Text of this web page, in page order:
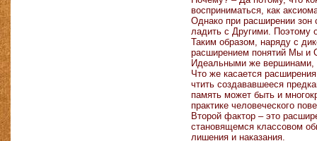
восприниматься, как
Однако при расширении зон
ладить с Другими. Поэтому
Таким образом, наряду с
расширением понятий Мы и
Идеальными же вершинами,
Что же касается
чтить создававшееся
память может быть и
практике человеческого
Второй фактор – это
становящемся классовом
лишения и наказания.